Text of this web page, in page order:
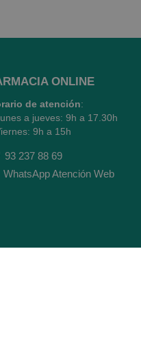
ONLINE
de atención:
a jueves: 9h a 17.30h
9h a 15h
93 237 88 69
WhatsApp Atención Web